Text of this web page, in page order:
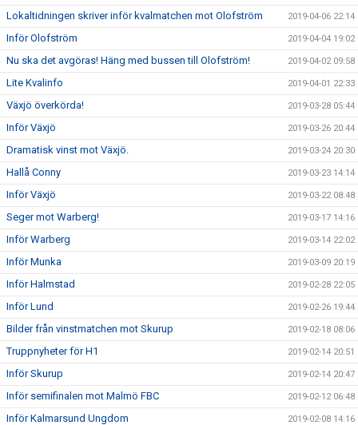
Lokaltidningen skriver inför kvalmatchen mot Olofström 2019-04-06 22:14
Inför Olofström 2019-04-04 19:02
Nu ska det avgöras! Häng med bussen till Olofström! 2019-04-02 09:58
Lite Kvalinfo 2019-04-01 22:33
Växjö överkörda! 2019-03-28 05:44
Inför Växjö 2019-03-26 20:44
Dramatisk vinst mot Växjö. 2019-03-24 20:30
Hallå Conny 2019-03-23 14:14
Inför Växjö 2019-03-22 08:48
Seger mot Warberg! 2019-03-17 14:16
Inför Warberg 2019-03-14 22:02
Inför Munka 2019-03-09 20:19
Inför Halmstad 2019-02-28 22:05
Inför Lund 2019-02-26 19:44
Bilder från vinstmatchen mot Skurup 2019-02-18 08:06
Truppnyheter för H1 2019-02-14 20:51
Inför Skurup 2019-02-14 20:47
Inför semifinalen mot Malmö FBC 2019-02-12 06:48
Inför Kalmarsund Ungdom 2019-02-08 14:16